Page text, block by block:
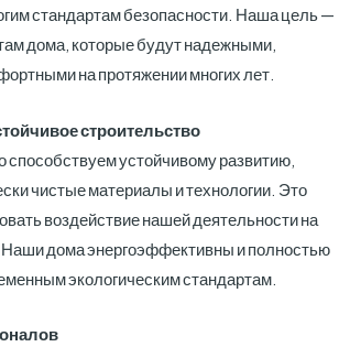
стандартам безопасности. Наша цель —
дома, которые будут надежными,
на протяжении многих лет.
строительство
способствуем устойчивому развитию,
чистые материалы и технологии. Это
воздействие нашей деятельности на
дома энергоэффективны и полностью
экологическим стандартам.